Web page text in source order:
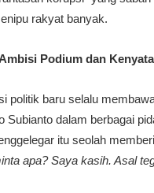
rakyat banyak.
Podium dan
politik baru selalu
Subianto dalam berbagai
itu seolah
apa? Saya kasih. Asal